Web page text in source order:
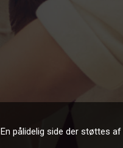
En pålidelig side der støttes af